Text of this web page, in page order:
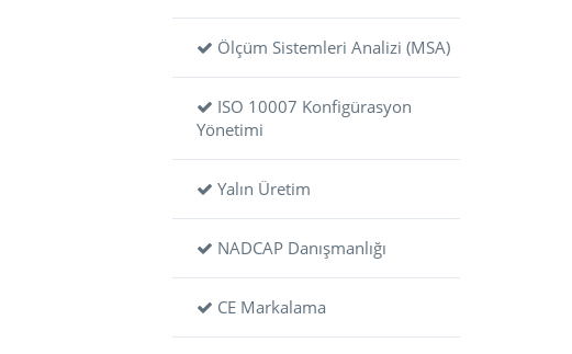
Ölçüm Sistemleri Analizi (MSA)
ISO 10007 Konfigürasyon
Yönetimi
Yalın Üretim
NADCAP Danışmanlığı
CE Markalama